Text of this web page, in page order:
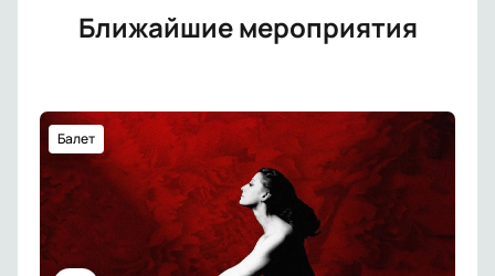
Ближайшие мероприятия
Балет